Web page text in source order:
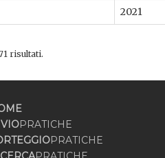
2021
risultati.
PRATICHE
PRATICHE